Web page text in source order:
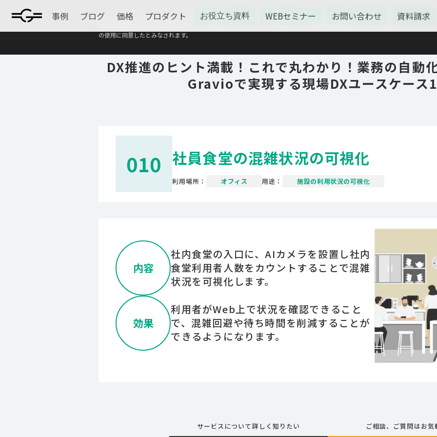
事例 ブログ 価格 プロダクト お役立ち資料 WEBセミナー お問い合わせ 資料請求
本ウェブサイトは、利便性、品質維持·向上を目的に、Cookieを使用しております。詳しくは 本ウェブサイトの
の使用に同意したとみなされます。
DX推進のヒント満載！これで丸わかり！業務の自動
Gravioで実現する現場DXユースケース
010 社員食堂の混雑状況の可視化
利用場所： オフィス 用途： 施設の利用状況の可視化
内容
社内食堂の入口に、AIカメラを設置し社内
食堂利用者人数をカウントすることで混雑
状況を可視化します。
効果
利用者がWeb上で状況を確認できること
で、混雑回避や待ち時間を削減することが
できるようになります。
サービスについて詳しく知りたい ご相談、ご質問はお気